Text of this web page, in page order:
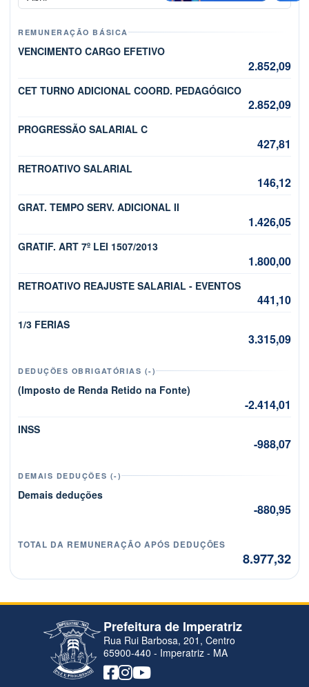
REMUNERAÇÃO BÁSICA
VENCIMENTO CARGO EFETIVO
2.852,09
CET TURNO ADICIONAL COORD. PEDAGÓGICO
2.852,09
PROGRESSÃO SALARIAL C
427,81
RETROATIVO SALARIAL
146,12
GRAT. TEMPO SERV. ADICIONAL II
1.426,05
GRATIF. ART 7º LEI 1507/2013
1.800,00
RETROATIVO REAJUSTE SALARIAL - EVENTOS
441,10
1/3 FERIAS
3.315,09
DEDUÇÕES OBRIGATÓRIAS (-)
(Imposto de Renda Retido na Fonte)
-2.414,01
INSS
-988,07
DEMAIS DEDUÇÕES (-)
Demais deduções
-880,95
TOTAL DA REMUNERAÇÃO APÓS DEDUÇÕES
8.977,32
Prefeitura de Imperatriz
Rua Rui Barbosa, 201, Centro
65900-440 - Imperatriz - MA